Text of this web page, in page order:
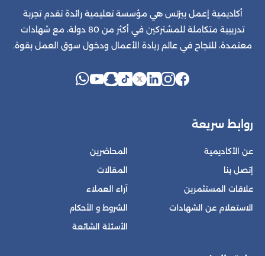
أكاديمية إعمل بيزنس هي مؤسسة تعليمية رائدة تقدم تجربة
تدريبية متكاملة للمشتركين في أكثر من 80 دولة، مع شهادات
معتمدة، للنجاح في عالم ريادة الأعمال ودخول سوق العمل بقوة.
روابط سريعة
عن الأكاديمية
إتصل بنا
علاقات المستثمرين
الاستعلام عن الشهادات
المحاضرين
المقالات
آراء العملاء
الشروط و الأحكام
الأسئلة الشائعة